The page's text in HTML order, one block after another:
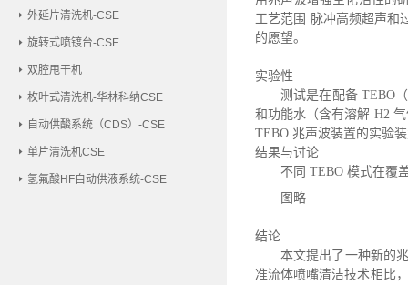
外延片清洗机-CSE
旋转式喷镀台-CSE
双腔甩干机
枚叶式清洗机-华林科纳CSE
自动供酸系统（CDS）-CSE
单片清洗机CSE
氢氟酸HF自动供液系统-CSE
工艺范围 脉冲高频超声和
的愿望。
实验性
测试是在配备TEBO
和功能水（含有溶解 H2
TEBO 兆声波装置的实验
结果与讨论
不同 TEBO 模式在覆
图略
结论
本文提出了一种新的
准流体喷嘴清洁技术相比